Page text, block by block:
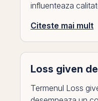
influenteaza
Citeste mai mult
Loss given
Termenul Loss